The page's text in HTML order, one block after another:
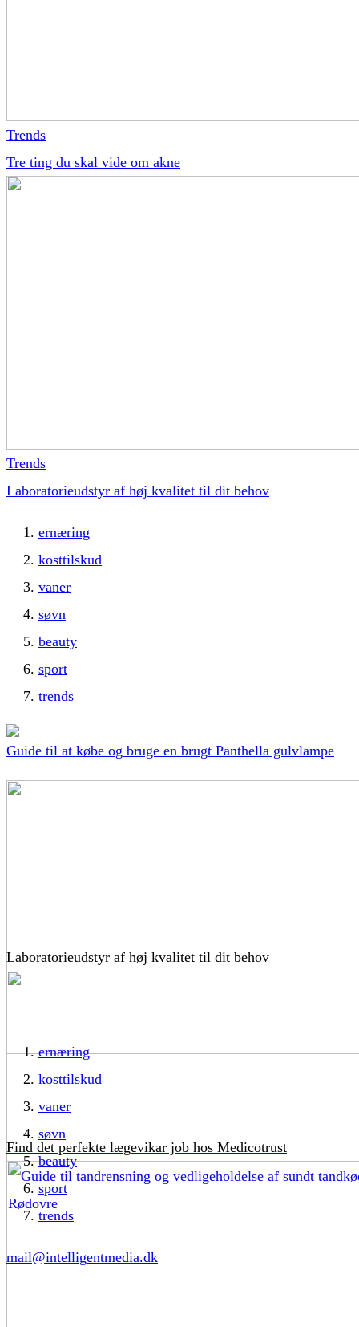
Trends
Tre ting du skal vide om akne
Trends
Laboratorieudstyr af høj kvalitet til dit behov
ernæring
kosttilskud
vaner
søvn
beauty
sport
trends
Guide til at købe og bruge en brugt Panthella gulvlampe
Laboratorieudstyr af høj kvalitet til dit behov
Find det perfekte lægevikar job hos Medicotrust
ernæring
kosttilskud
vaner
søvn
beauty
sport
trends
mail@intelligentmedia.dk